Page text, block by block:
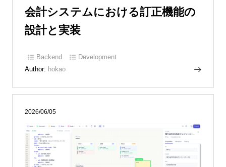
会計システムにおける訂正機能の
設計と実装
Backend
Development
Author: hokao
2026/06/05